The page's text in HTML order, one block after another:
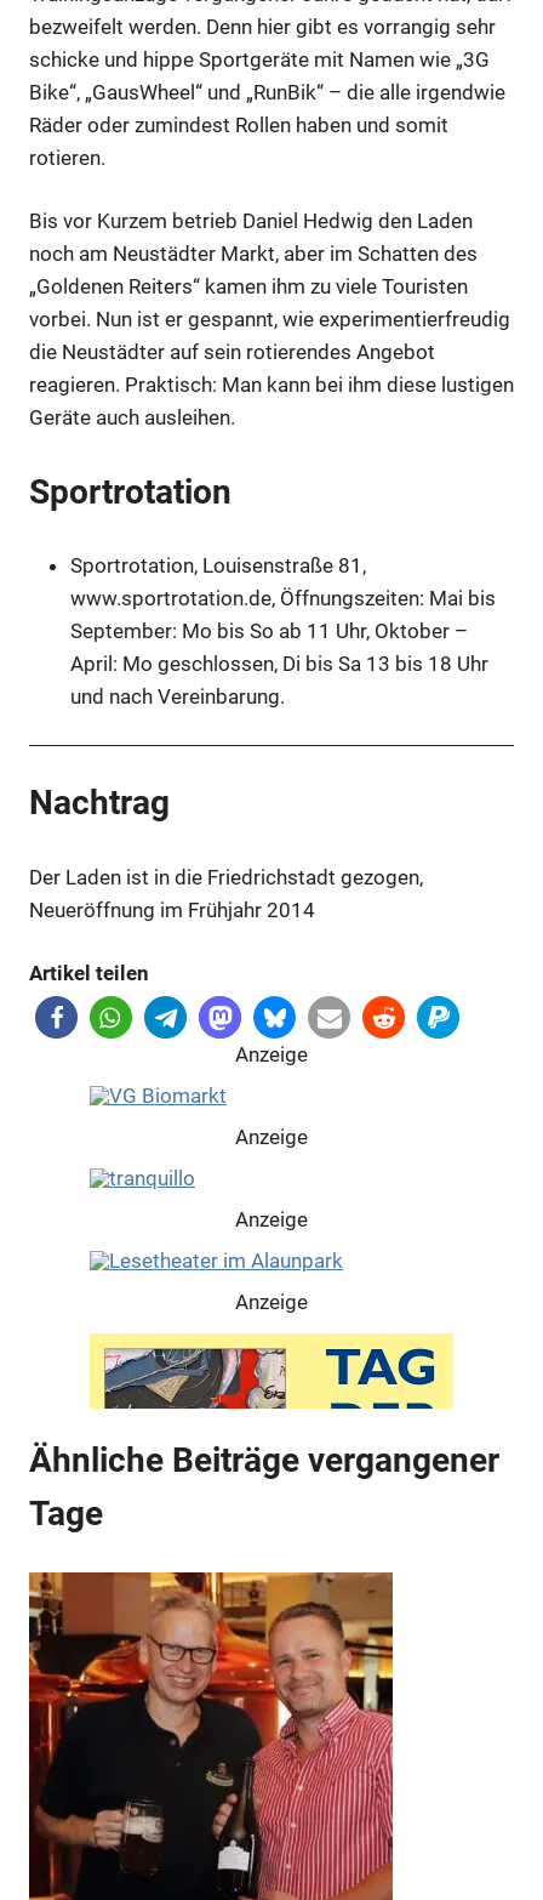
bezweifelt werden. Denn hier gibt es vorrangig sehr
schicke und hippe Sportgeräte mit Namen wie „3G
Bike“, „GausWheel“ und „RunBik“ – die alle irgendwie
Räder oder zumindest Rollen haben und somit
rotieren.
Bis vor Kurzem betrieb Daniel Hedwig den Laden
noch am Neustädter Markt, aber im Schatten des
„Goldenen Reiters“ kamen ihm zu viele Touristen
vorbei. Nun ist er gespannt, wie experimentierfreudig
die Neustädter auf sein rotierendes Angebot
reagieren. Praktisch: Man kann bei ihm diese lustigen
Geräte auch ausleihen.
Sportrotation
Sportrotation, Louisenstraße 81,
www.sportrotation.de, Öffnungszeiten: Mai bis
September: Mo bis So ab 11 Uhr, Oktober –
April: Mo geschlossen, Di bis Sa 13 bis 18 Uhr
und nach Vereinbarung.
Nachtrag
Der Laden ist in die Friedrichstadt gezogen,
Neueröffnung im Frühjahr 2014
Artikel teilen
Anzeige
Anzeige
Anzeige
Anzeige
Anzeige
Anzeige
Ähnliche Beiträge vergangener
Tage